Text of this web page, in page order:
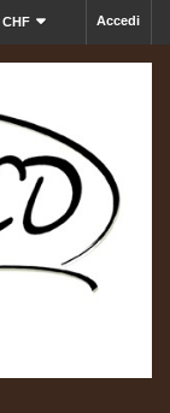
Accedi
CHF